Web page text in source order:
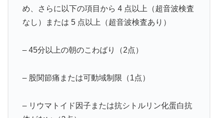
め、さらに以下の項目から 4 点以上（超音波検査
なし）または 5 点以上（超音波検査あり）
– 45分以上の朝のこわばり（2点）
– 股関節痛または可動域制限（1点）
– リウマトイド因子または抗シトルリン化蛋白抗